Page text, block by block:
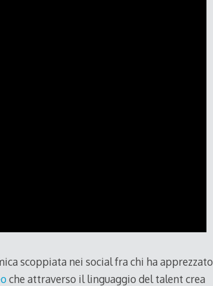
scoppiata nei social fra chi ha apprezzato
che attraverso il linguaggio del talent crea